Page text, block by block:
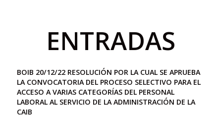
ENTRADAS
BOIB 20/12/22 RESOLUCIÓN POR LA CUAL SE APRUEBA
LA CONVOCATORIA DEL PROCESO SELECTIVO PARA EL
ACCESO A VARIAS CATEGORÍAS DEL PERSONAL
LABORAL AL SERVICIO DE LA ADMINISTRACIÓN DE LA
CAIB